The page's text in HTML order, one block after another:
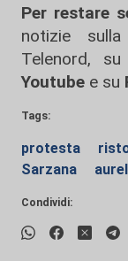
Per restare
notizie
Telenord, su
Youtube e su
Tags:
protesta
Sarzana
Condividi: